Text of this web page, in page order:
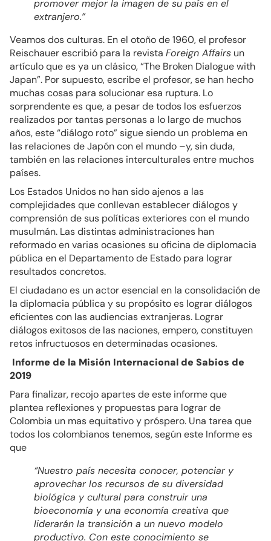
promover mejor la imagen de su país en el
extranjero.”
Veamos dos culturas. En el otoño de 1960, el profesor
Reischauer escribió para la revista Foreign Affairs un
artículo que es ya un clásico, “The Broken Dialogue with
Japan”. Por supuesto, escribe el profesor, se han hecho
muchas cosas para solucionar esa ruptura. Lo
sorprendente es que, a pesar de todos los esfuerzos
realizados por tantas personas a lo largo de muchos
años, este “diálogo roto” sigue siendo un problema en
las relaciones de Japón con el mundo –y, sin duda,
también en las relaciones interculturales entre muchos
países.
Los Estados Unidos no han sido ajenos a las
complejidades que conllevan establecer diálogos y
comprensión de sus políticas exteriores con el mundo
musulmán. Las distintas administraciones han
reformado en varias ocasiones su oficina de diplomacia
pública en el Departamento de Estado para lograr
resultados concretos.
El ciudadano es un actor esencial en la consolidación de
la diplomacia pública y su propósito es lograr diálogos
eficientes con las audiencias extranjeras. Lograr
diálogos exitosos de las naciones, empero, constituyen
retos infructuosos en determinadas ocasiones.
Informe de la Misión Internacional de Sabios de
2019
Para finalizar, recojo apartes de este informe que
plantea reflexiones y propuestas para lograr de
Colombia un mas equitativo y próspero. Una tarea que
todos los colombianos tenemos, según este Informe es
que
“Nuestro país necesita conocer, potenciar y
aprovechar los recursos de su diversidad
biológica y cultural para construir una
bioeconomía y una economía creativa que
liderarán la transición a un nuevo modelo
productivo. Con este conocimiento se